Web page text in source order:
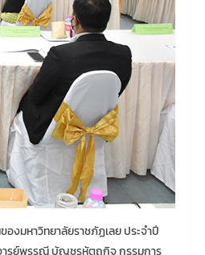
งมหาวิทยาลัยราชภัฏเลย ประจำปี